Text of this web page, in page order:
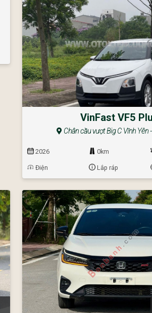
VinFast VF5
Chân cầu vượt Big C Vĩnh Yên
2026 0km
Điện Lắp ráp